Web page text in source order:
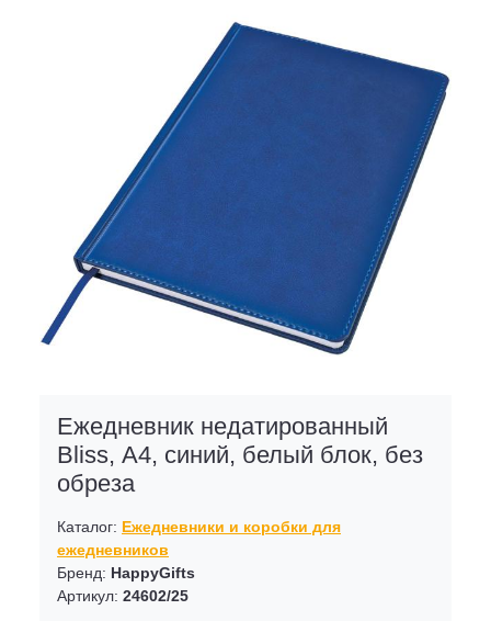
Ежедневник недатированный
Bliss, А4, синий, белый блок, без
обреза
Каталог: Ежедневники и коробки для
ежедневников
Бренд: HappyGifts
Артикул: 24602/25